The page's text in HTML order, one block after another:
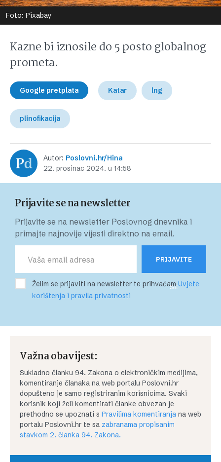
Foto: Pixabay
Kazne bi iznosile do 5 posto globalnog
prometa.
Google pretplata Katar lng
plinofikacija
Autor: Poslovni.hr/Hina
22. prosinac 2024. u 14:58
Prijavite se na newsletter
Prijavite se na newsletter Poslovnog dnevnika i
primajte najnovije vijesti direktno na email.
PRIJAVITE
SE
Želim se prijaviti na newsletter te prihvaćamUvjete
korištenja i pravila privatnosti
Važna obavijest:
Sukladno članku 94. Zakona o elektroničkim medijima,
komentiranje članaka na web portalu Poslovni.hr
dopušteno je samo registriranim korisnicima. Svaki
korisnik koji želi komentirati članke obvezan je
prethodno se upoznati s Pravilima komentiranja na web
portalu Poslovni.hr te sa zabranama propisanim
stavkom 2. članka 94. Zakona.